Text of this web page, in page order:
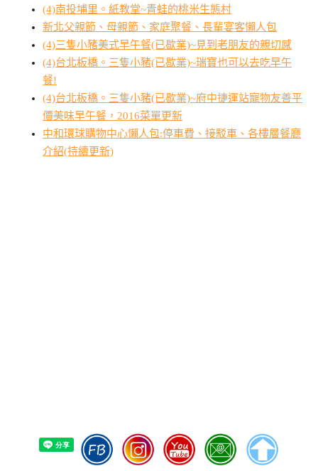
(4)南投埔里。紙教堂~青蛙的桃米生態村
新北父親節、母親節、家庭聚餐、長輩宴客懶人包
(4)三隻小豬美式早午餐(已歇業)~見到老朋友的親切感
(4)台北板橋。三隻小豬(已歇業)~瑞寶也可以去吃早午
餐!
(4)台北板橋。三隻小豬(已歇業)~府中捷運站寵物友善平
價美味早午餐，2016菜單更新
中和環球購物中心懶人包:停車費、接駁車、各樓層餐廳
介紹(持續更新)